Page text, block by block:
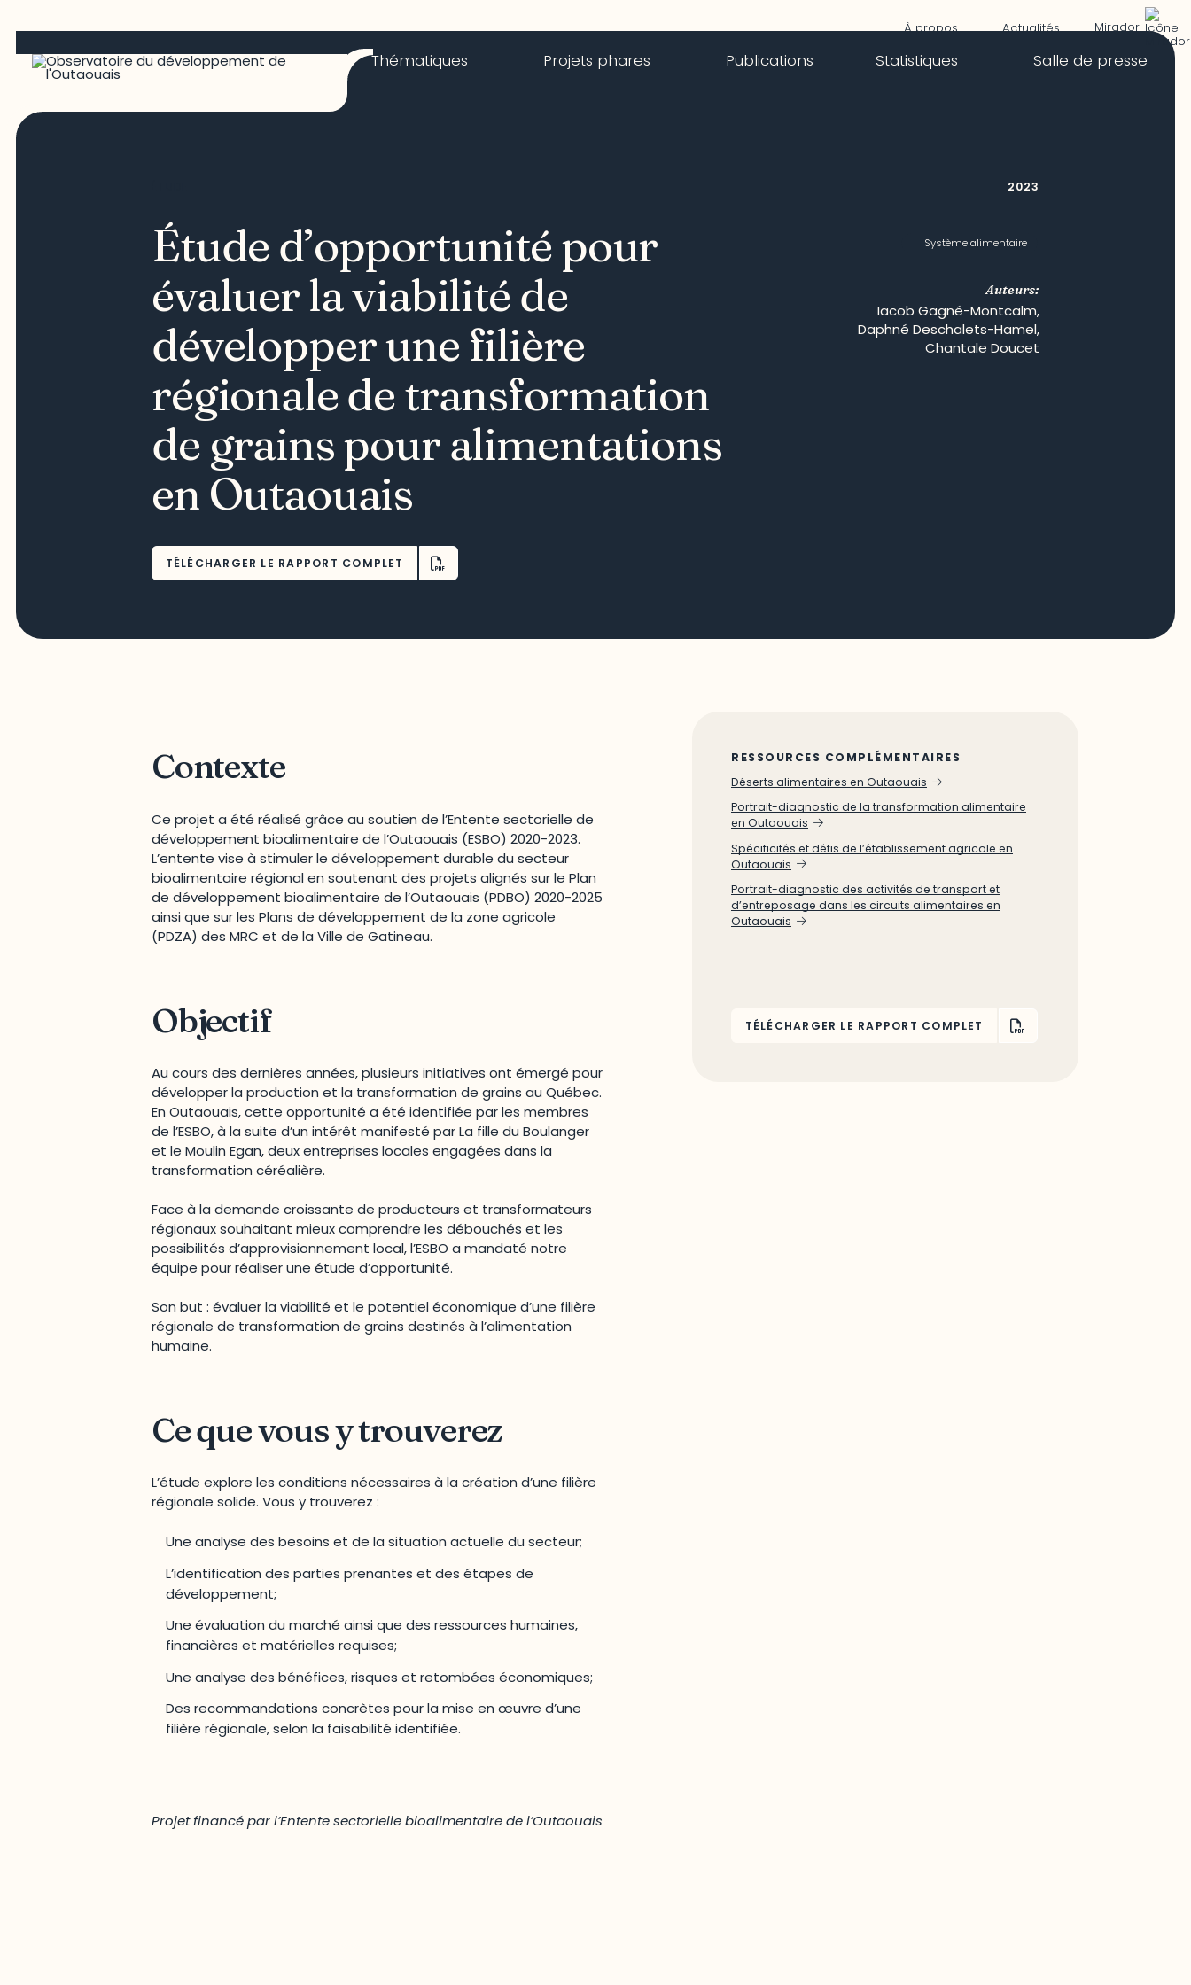
À propos Actualités Mirador
Thématiques Projets phares Publications Statistiques Salle de presse
2023
Étude d’opportunité pour
évaluer la viabilité de
développer une filière
régionale de transformation
de grains pour alimentations
en Outaouais
TÉLÉCHARGER LE RAPPORT COMPLET
Système alimentaire
Auteurs:
Iacob Gagné-Montcalm,
Daphné Deschalets-Hamel,
Chantale Doucet
Contexte
Ce projet a été réalisé grâce au soutien de l’Entente sectorielle de
développement bioalimentaire de l’Outaouais (ESBO) 2020-2023.
L’entente vise à stimuler le développement durable du secteur
bioalimentaire régional en soutenant des projets alignés sur le Plan
de développement bioalimentaire de l’Outaouais (PDBO) 2020-2025
ainsi que sur les Plans de développement de la zone agricole
(PDZA) des MRC et de la Ville de Gatineau.
Objectif
Au cours des dernières années, plusieurs initiatives ont émergé pour
développer la production et la transformation de grains au Québec.
En Outaouais, cette opportunité a été identifiée par les membres
de l’ESBO, à la suite d’un intérêt manifesté par La fille du Boulanger
et le Moulin Egan, deux entreprises locales engagées dans la
transformation céréalière.
Face à la demande croissante de producteurs et transformateurs
régionaux souhaitant mieux comprendre les débouchés et les
possibilités d’approvisionnement local, l’ESBO a mandaté notre
équipe pour réaliser une étude d’opportunité.
Son but : évaluer la viabilité et le potentiel économique d’une filière
régionale de transformation de grains destinés à l’alimentation
humaine.
Ce que vous y trouverez
L’étude explore les conditions nécessaires à la création d’une filière
régionale solide. Vous y trouverez :
Une analyse des besoins et de la situation actuelle du secteur;
L’identification des parties prenantes et des étapes de
développement;
Une évaluation du marché ainsi que des ressources humaines,
financières et matérielles requises;
Une analyse des bénéfices, risques et retombées économiques;
Des recommandations concrètes pour la mise en œuvre d’une
filière régionale, selon la faisabilité identifiée.
Projet financé par l’Entente sectorielle bioalimentaire de l’Outaouais
RESSOURCES COMPLÉMENTAIRES
Déserts alimentaires en Outaouais
Portrait-diagnostic de la transformation alimentaire
en Outaouais
Spécificités et défis de l’établissement agricole en
Outaouais
Portrait-diagnostic des activités de transport et
d’entreposage dans les circuits alimentaires en
Outaouais
TÉLÉCHARGER LE RAPPORT COMPLET